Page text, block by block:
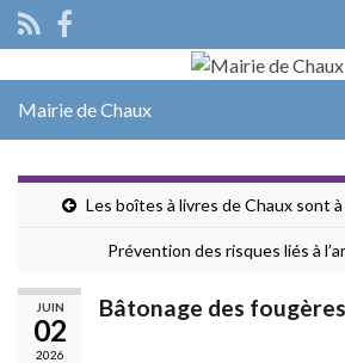
Search for:
Mairie de Chaux
Les boîtes à livres de Chaux sont
Prévention des risques liés à
JUIN
02
2026
Bâtonage des fougères